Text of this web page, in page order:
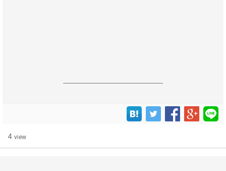
------------------------------------------------------------------
4 view